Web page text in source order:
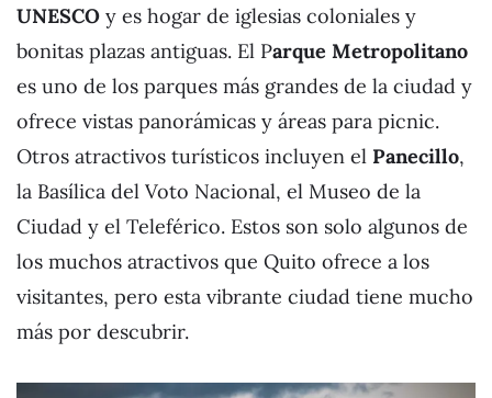
UNESCO y es hogar de iglesias coloniales y
bonitas plazas antiguas. El Parque Metropolitano
es uno de los parques más grandes de la ciudad y
ofrece vistas panorámicas y áreas para picnic.
Otros atractivos turísticos incluyen el Panecillo,
la Basílica del Voto Nacional, el Museo de la
Ciudad y el Teleférico. Estos son solo algunos de
los muchos atractivos que Quito ofrece a los
visitantes, pero esta vibrante ciudad tiene mucho
más por descubrir.